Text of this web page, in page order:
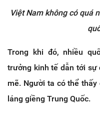
Việt Nam không có quá
Trong khi đó, nhiều
trưởng kinh tế dẫn tới sự
mẽ. Người ta có thể
láng giềng Trung Quốc.